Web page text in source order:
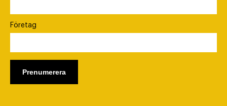
Företag